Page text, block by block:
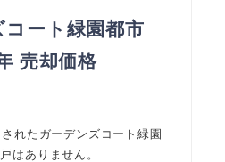
コート緑園都市
売却価格
れたガーデンズコート緑園
はありません。